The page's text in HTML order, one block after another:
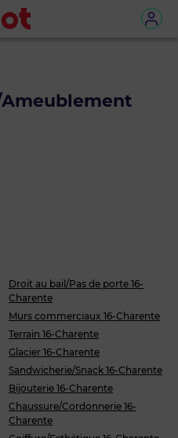
Droit au bail/Pas de porte 16-
Charente
Murs commerciaux 16-Charente
Terrain 16-Charente
Glacier 16-Charente
Sandwicherie/Snack 16-Charente
Bijouterie 16-Charente
Chaussure/Cordonnerie 16-
Charente